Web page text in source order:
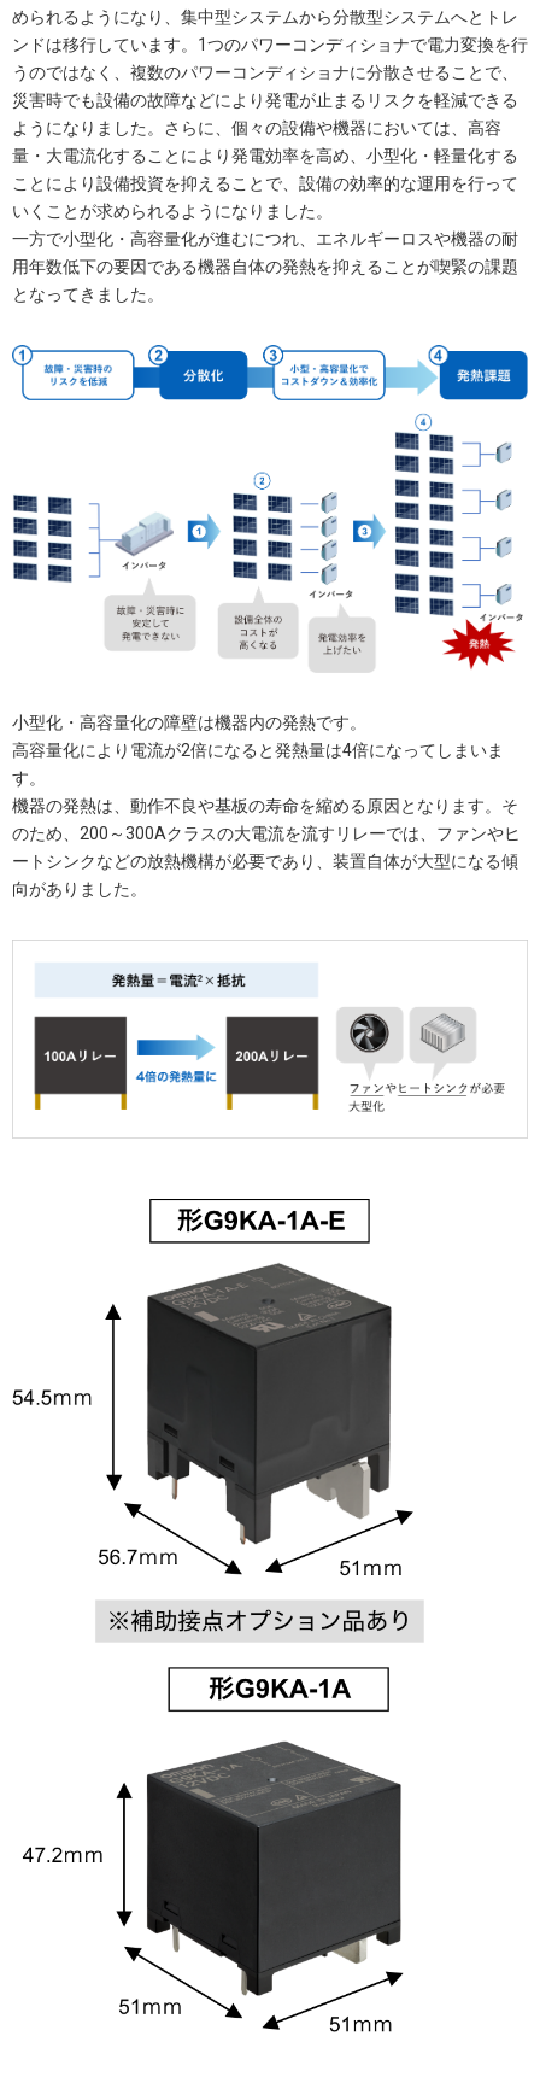
められるようになり、集中型システムから分散型システムへとトレ
ンドは移行しています。1つのパワーコンディショナで電力変換を行
うのではなく、複数のパワーコンディショナに分散させることで、
災害時でも設備の故障などにより発電が止まるリスクを軽減できる
ようになりました。さらに、個々の設備や機器においては、高容
量・大電流化することにより発電効率を高め、小型化・軽量化する
ことにより設備投資を抑えることで、設備の効率的な運用を行って
いくことが求められるようになりました。
一方で小型化・高容量化が進むにつれ、エネルギーロスや機器の耐
用年数低下の要因である機器自体の発熱を抑えることが喫緊の課題
となってきました。
小型化・高容量化の障壁は機器内の発熱です。
高容量化により電流が2倍になると発熱量は4倍になってしまいま
す。
機器の発熱は、動作不良や基板の寿命を縮める原因となります。そ
のため、200～300Aクラスの大電流を流すリレーでは、ファンやヒ
ートシンクなどの放熱機構が必要であり、装置自体が大型になる傾
向がありました。